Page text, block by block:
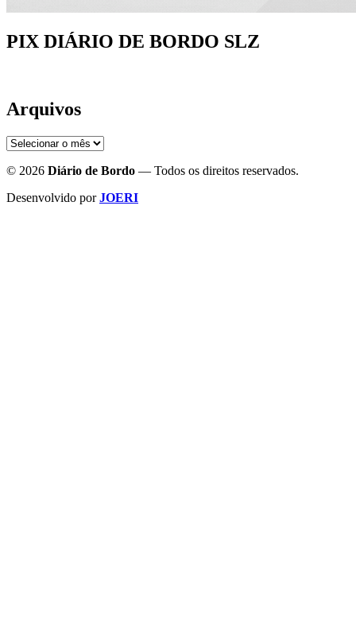
PIX DIÁRIO DE BORDO SLZ
Arquivos
Arquivos
© 2026 Diário de Bordo — Todos os direitos reservados.
Desenvolvido porJOERI